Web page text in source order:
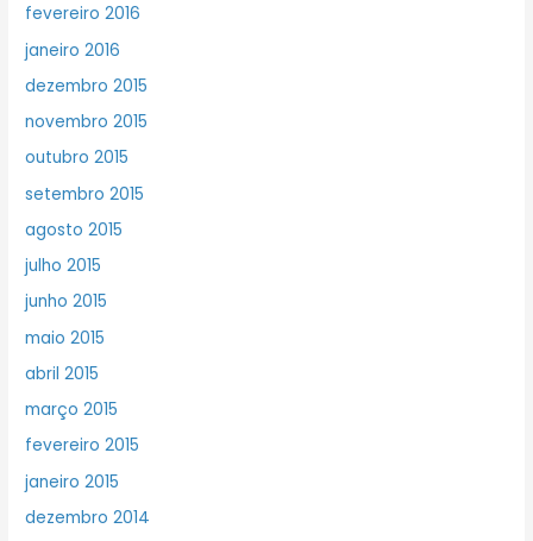
fevereiro 2016
janeiro 2016
dezembro 2015
novembro 2015
outubro 2015
setembro 2015
agosto 2015
julho 2015
junho 2015
maio 2015
abril 2015
março 2015
fevereiro 2015
janeiro 2015
dezembro 2014